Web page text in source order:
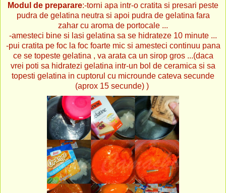
Modul de preparare:-torni apa intr-o cratita si presari peste
pudra de gelatina neutra si apoi pudra de gelatina fara
zahar cu aroma de portocale ...
-amesteci bine si lasi gelatina sa se hidrateze 10 minute ...
-pui cratita pe foc la foc foarte mic si amesteci continuu pana
ce se topeste gelatina , va arata ca un sirop gros ...(daca
vrei poti sa hidratezi gelatina intr-un bol de ceramica si sa
topesti gelatina in cuptorul cu microunde cateva secunde
(aprox 15 secunde) )